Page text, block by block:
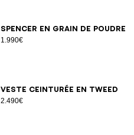
Spencer en grain de poudre
1.990€
343638 404244
Veste ceinturée en tweed
2.490€
34 3638404244